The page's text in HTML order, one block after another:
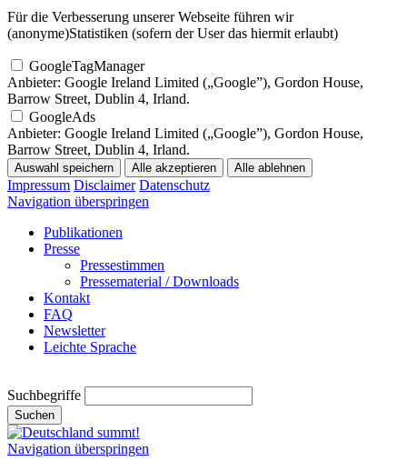
Für die Verbesserung unserer Webseite führen wir
(anonyme)Statistiken (sofern der User das hiermit erlaubt)
GoogleTagManager
Anbieter: Google Ireland Limited („Google”), Gordon House,
Barrow Street, Dublin 4, Irland.
GoogleAds
Anbieter: Google Ireland Limited („Google”), Gordon House,
Barrow Street, Dublin 4, Irland.
Auswahl speichern Alle akzeptieren Alle ablehnen
Impressum Disclaimer Datenschutz
Navigation überspringen
Publikationen
Presse
Pressestimmen
Pressematerial / Downloads
Kontakt
FAQ
Newsletter
Leichte Sprache
Suchbegriffe
Suchen
Navigation überspringen